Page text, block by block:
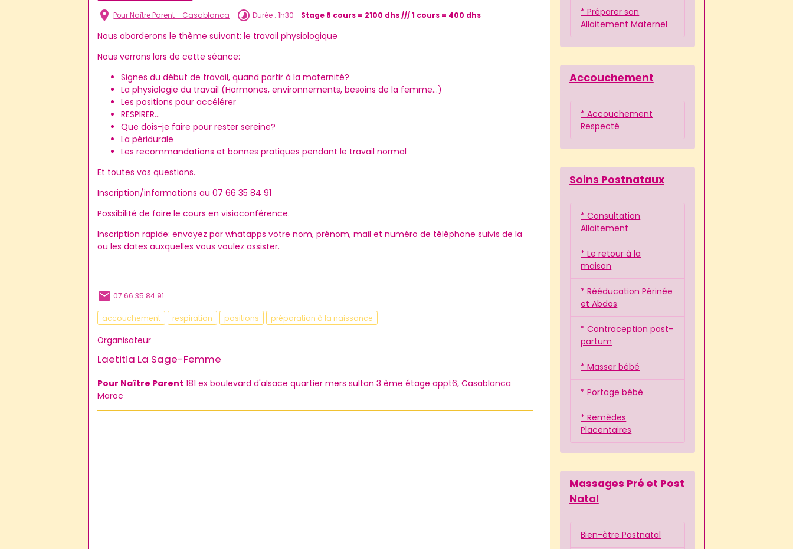
Pour Naître Parent - Casablanca Durée : 1h30 Stage 8 cours = 2100 dhs /// 1 cours = 400 dhs
Nous aborderons le thème suivant: le travail physiologique
Nous verrons lors de cette séance:
Signes du début de travail, quand partir à la maternité?
La physiologie du travail (Hormones, environnements, besoins de la femme...)
Les positions pour accélérer
RESPIRER...
Que dois-je faire pour rester sereine?
La péridurale
Les recommandations et bonnes pratiques pendant le travail normal
Et toutes vos questions.
Inscription/informations au 07 66 35 84 91
Possibilité de faire le cours en visioconférence.
Inscription rapide: envoyez par whatapps votre nom, prénom, mail et numéro de téléphone suivis de la
ou les dates auxquelles vous voulez assister.
07 66 35 84 91
accouchement respiration positions préparation à la naissance
Organisateur
Laetitia La Sage-Femme
Pour Naître Parent 181 ex boulevard d'alsace quartier mers sultan 3 ème étage appt6, Casablanca
Maroc
* Préparer son
Allaitement Maternel
Accouchement
* Accouchement
Respecté
Soins Postnataux
* Consultation
Allaitement
* Le retour à la
maison
* Rééducation Périnée
et Abdos
* Contraception post-
partum
* Masser bébé
* Portage bébé
* Remèdes
Placentaires
Massages Pré et Post
Natal
Bien-être Postnatal